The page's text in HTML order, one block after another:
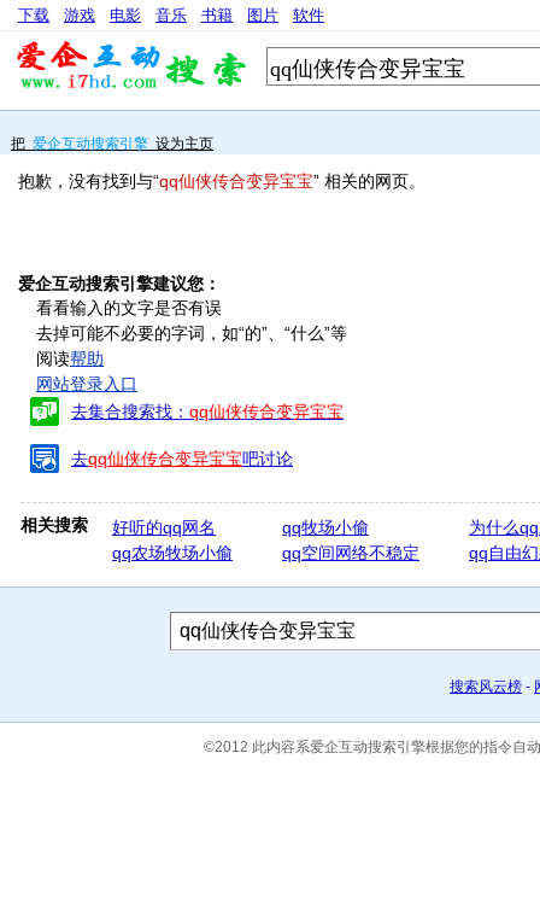
下载 游戏 电影 音乐 书籍 图片 软件
把 爱企互动搜索引擎 设为主页
抱歉，没有找到与“qq仙侠传合变异宝宝” 相关的网页。
爱企互动搜索引擎建议您：
看看输入的文字是否有误
去掉可能不必要的字词，如“的”、“什么”等
阅读帮助
网站登录入口
去集合搜索找： qq仙侠传合变异宝宝
去qq仙侠传合变异宝宝吧讨论
相关搜索 好听的qq网名 qq牧场小偷
为什么
qq农场牧场小偷
qq空间网络不稳定 qq自由
搜索风云榜 -
©2012 此内容系爱企互动搜索引擎根据您的指令自